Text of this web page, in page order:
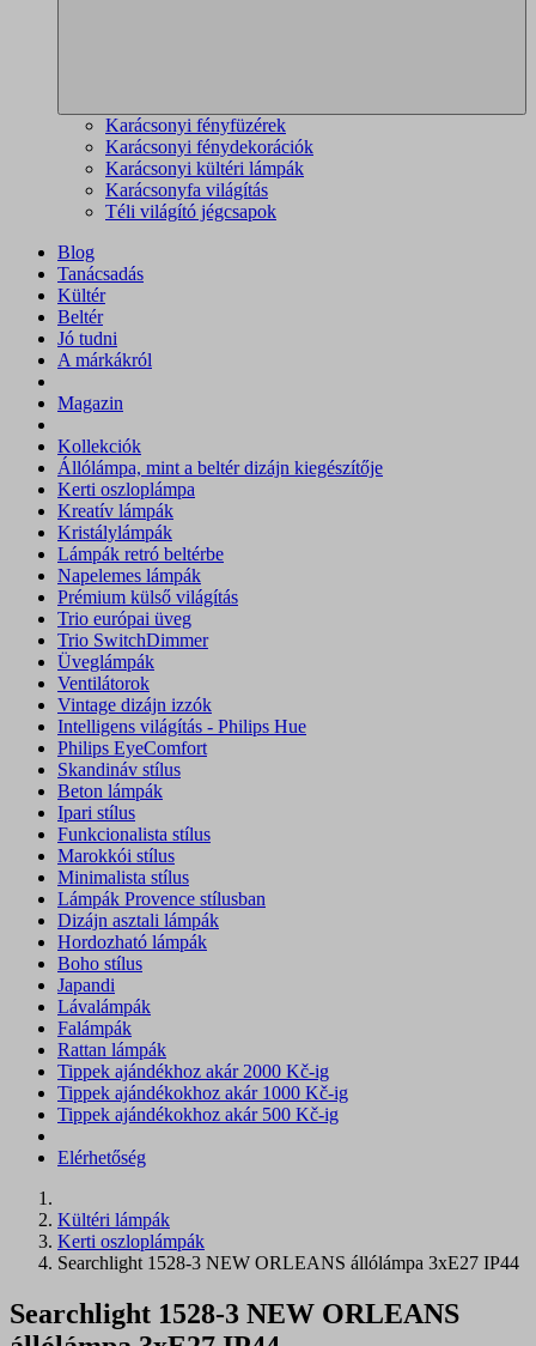
Karácsonyi fényfüzérek
Karácsonyi fénydekorációk
Karácsonyi kültéri lámpák
Karácsonyfa világítás
Téli világító jégcsapok
Blog
Tanácsadás
Kültér
Beltér
Jó tudni
A márkákról
Magazin
Kollekciók
Állólámpa, mint a beltér dizájn kiegészítője
Kerti oszloplámpa
Kreatív lámpák
Kristálylámpák
Lámpák retró beltérbe
Napelemes lámpák
Prémium külső világítás
Trio európai üveg
Trio SwitchDimmer
Üveglámpák
Ventilátorok
Vintage dizájn izzók
Intelligens világítás - Philips Hue
Philips EyeComfort
Skandináv stílus
Beton lámpák
Ipari stílus
Funkcionalista stílus
Marokkói stílus
Minimalista stílus
Lámpák Provence stílusban
Dizájn asztali lámpák
Hordozható lámpák
Boho stílus
Japandi
Lávalámpák
Falámpák
Rattan lámpák
Tippek ajándékhoz akár 2000 Kč-ig
Tippek ajándékokhoz akár 1000 Kč-ig
Tippek ajándékokhoz akár 500 Kč-ig
Elérhetőség
Kültéri lámpák
Kerti oszloplámpák
Searchlight 1528-3 NEW ORLEANS állólámpa 3xE27 IP44
Searchlight 1528-3 NEW ORLEANS